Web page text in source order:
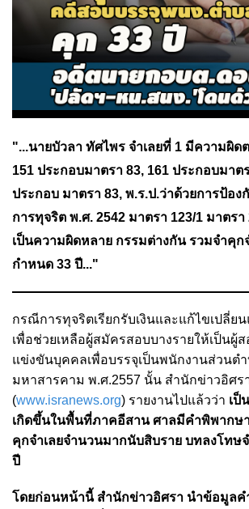
"...นายบัวลา ทัศไพร จำเลยที่ 1 มีความผิด
151 ประกอบมาตรา 83, 161 ประกอบมาต
ประกอบ มาตรา 83, พ.ร.ป.ว่าด้วยการป้อง
การทุจริต พ.ศ. 2542 มาตรา 123/1 มาตรา
เป็นความผิดหลาย กรรมต่างกันรวมจำคุก
กำหนด 33 ปี..."
กรณีการทุจริตเรียกรับเงินและแก้ไขเปลี่ย
เพื่อช่วยเหลือผู้สมัครสอบบางรายให้เป็นผู้
แข่งขันบุคคลเพื่อบรรจุเป็นพนักงานส่วนต
มหาสารคาม พ.ศ.2557 นั้น สำนักข่าวอิศร
(www.isranews.org) รายงานไปแล้วว่า เป็
เกิดขึ้นในพื้นที่ภาคอีสาน ศาลมีคำพิพากษ
คุกจำเลยจำนวนมากนับสิบราย บทลงโทษ
ปี
โดยก่อนหน้านี้ สำนักข่าวอิศรา นำข้อมูล